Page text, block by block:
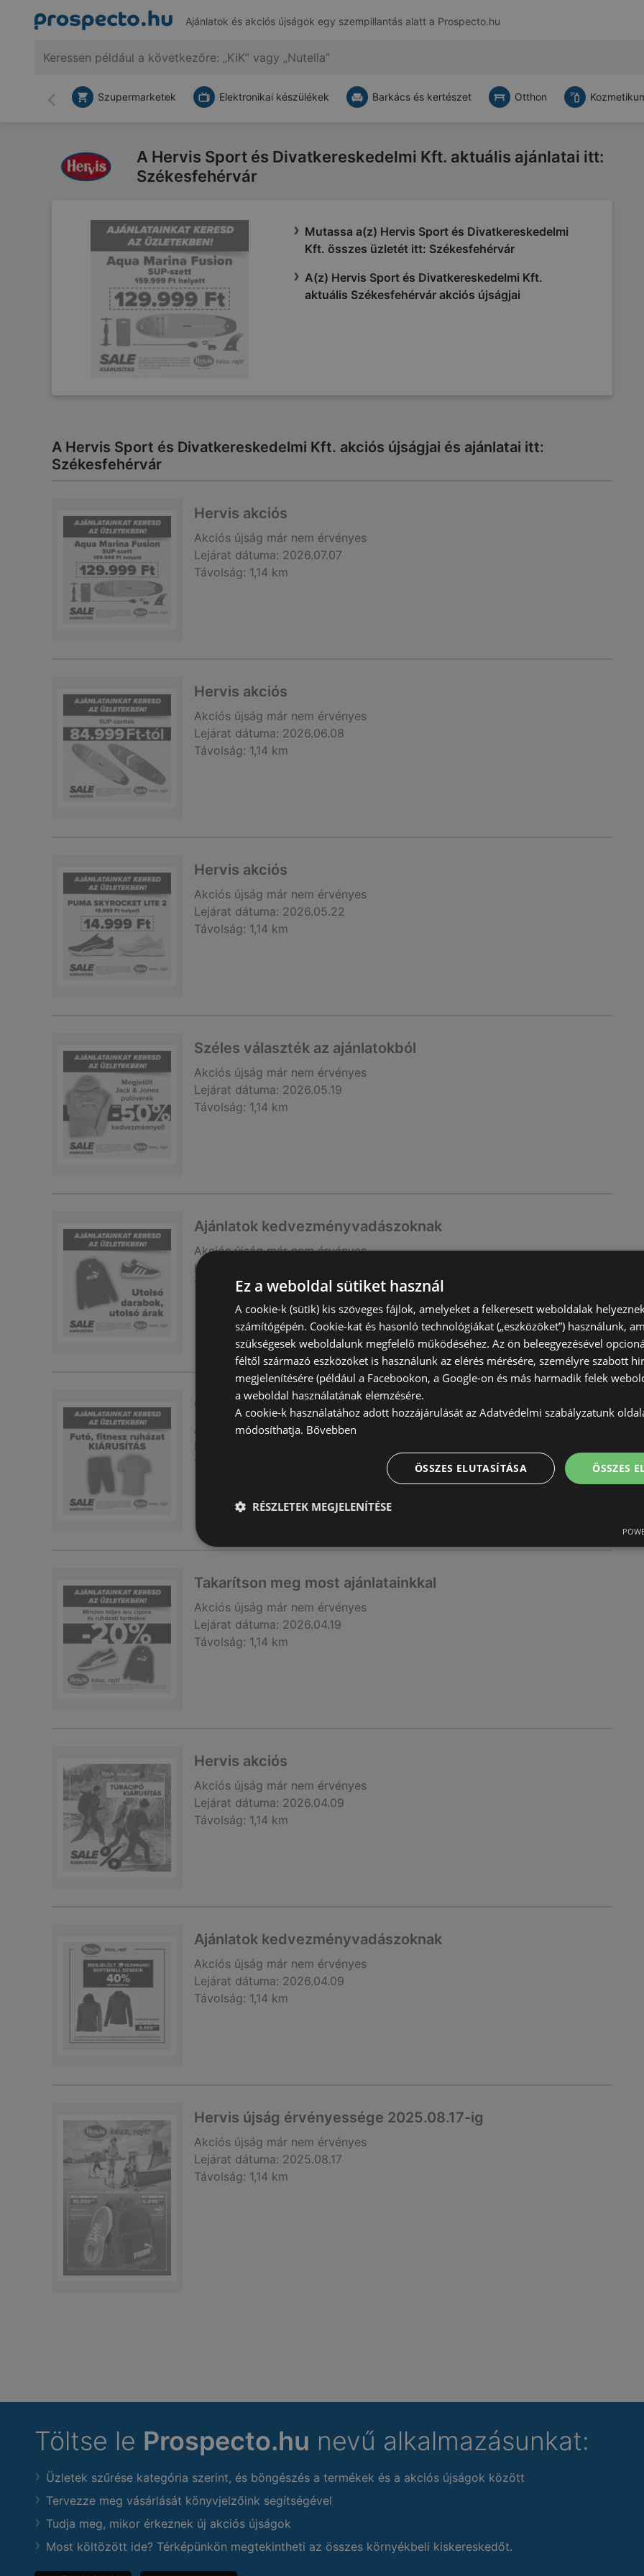
Ajánlatok és akciós újságok egy szempillantás alatt a Prospecto.hu
Vissza
Szupermarketek Elektronikai készülékek Barkács és kertészet Otthon
A Hervis Sport és Divatkereskedelmi Kft. aktuális ajánlatai itt:
Székesfehérvár
Mutassa a(z) Hervis Sport és Divatkereskedelmi
Kft. összes üzletét itt: Székesfehérvár
A(z) Hervis Sport és Divatkereskedelmi Kft.
aktuális Székesfehérvár akciós újságjai
A Hervis Sport és Divatkereskedelmi Kft. akciós újságjai és ajánlatai itt:
Székesfehérvár
Hervis akciós
Akciós újság már nem érvényes
Lejárat dátuma: 2026.07.07
Távolság: 1,14 km
Hervis akciós
Akciós újság már nem érvényes
Lejárat dátuma: 2026.06.08
Távolság: 1,14 km
Hervis akciós
Akciós újság már nem érvényes
Lejárat dátuma: 2026.05.22
Távolság: 1,14 km
Széles választék az ajánlatokból
Akciós újság már nem érvényes
Lejárat dátuma: 2026.05.19
Távolság: 1,14 km
Ajánlatok kedvezményvadászoknak
Akciós újság már nem érvényes
Lejárat dátuma:
Távolság: 1,14 km
Csúcsajánlatok a takarékosoknak
Akciós újság már nem érvényes
Lejárat dátuma:
Távolság:
Takarítson meg most ajánlatainkkal
Akciós újság már nem érvényes
Lejárat dátuma: 2026.04.19
Távolság: 1,14 km
Hervis akciós
Akciós újság már nem érvényes
Lejárat dátuma: 2026.04.09
Távolság: 1,14 km
Ajánlatok kedvezményvadászoknak
Akciós újság már nem érvényes
Lejárat dátuma: 2026.04.09
Távolság: 1,14 km
Hervis újság érvényessége 2025.08.17-ig
Akciós újság már nem érvényes
Lejárat dátuma: 2025.08.17
Távolság: 1,14 km
Töltse le Prospecto.hu nevű alkalmazásunkat:
Üzletek szűrése kategória szerint, és böngészés a termékek és a akciós újságok között
Tervezze meg vásárlását könyvjelzőink segítségével
Tudja meg, mikor érkeznek új akciós újságok
Most költözött ide? Térképünkön megtekintheti az összes környékbeli kiskereskedőt.
Ez a weboldal sütiket használ
A cookie-k (sütik) kis szöveges fájlok, amelyeket a felkeresett weboldalak
számítógépén. Cookie-kat és hasonló technológiákat („eszközöket”) használunk,
szükségesek weboldalunk megfelelő működéséhez. Az ön beleegyezésével
féltől származó eszközöket is használunk az elérés mérésére, személyre szabott
megjelenítésére (például a Facebookon, a Google-on és más harmadik felek
a weboldal használatának elemzésére.
A cookie-k használatához adott hozzájárulását az Adatvédelmi szabályzatunk
módosíthatja. Bővebben
ÖSSZES
ÖSSZES ELUTASÍTÁSA
RÉSZLETEK MEGJELENÍTÉSE